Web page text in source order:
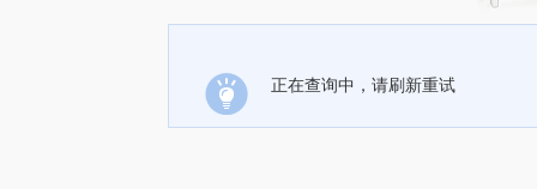
正在查询中，请刷新重试